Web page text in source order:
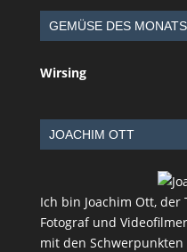
GEMÜSE DES MONATS
Wirsing
JOACHIM OTT
Ich bin Joachim Ott, der
Fotograf und
mit den